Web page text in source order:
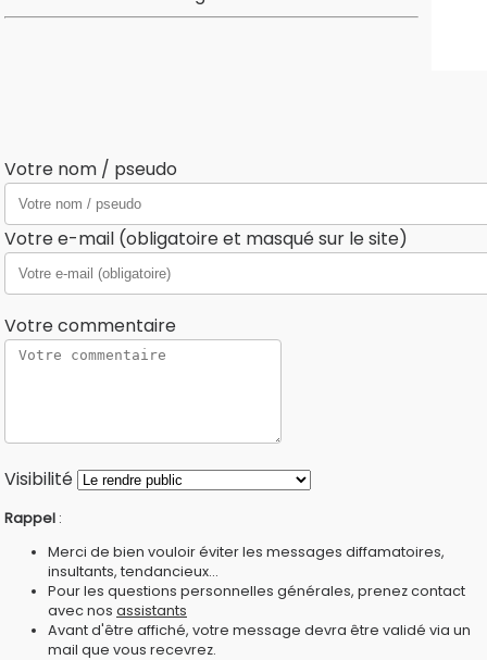
Votre nom / pseudo
Votre e-mail (obligatoire et masqué sur le site)
Votre commentaire
Visibilité
Rappel :
Merci de bien vouloir éviter les messages diffamatoires,
insultants, tendancieux...
Pour les questions personnelles générales, prenez contact
avec nos assistants
Avant d'être affiché, votre message devra être validé via un
mail que vous recevrez.